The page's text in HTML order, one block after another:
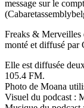
message sur le
Freaks & Merveilles
monté et diffusé par
Elle est diffusée
105.4 FM.
Photo de Moana
Visuel du podcast :